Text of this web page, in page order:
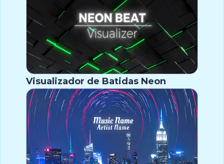
Visualizador de Batidas Neon